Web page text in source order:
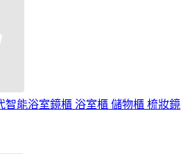
智能浴室鏡櫃 浴室櫃 儲物櫃 梳妝鏡